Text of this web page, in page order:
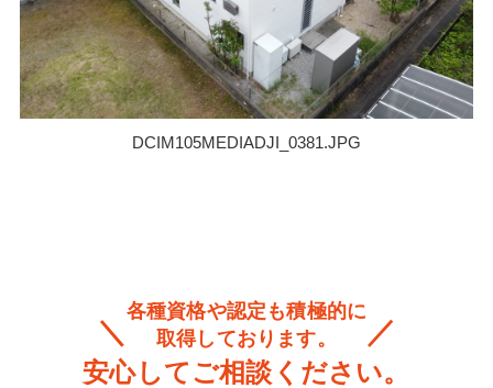
DCIM105MEDIADJI_0381.JPG
各種資格や認定も積極的に
取得しております。
安心してご相談ください。